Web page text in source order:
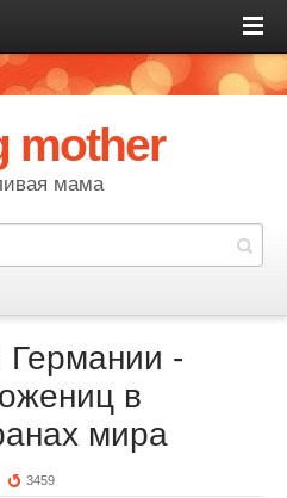
mother
мама
-
в
мира
3459